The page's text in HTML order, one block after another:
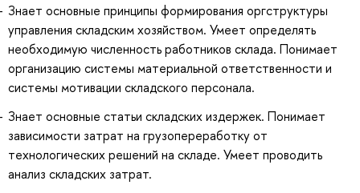
Знает основные принципы формирования оргструктуры
управления складским хозяйством. Умеет определять
необходимую численность работников склада. Понимает
организацию системы материальной ответственности и
системы мотивации складского персонала.
Знает основные статьи складских издержек. Понимает
зависимости затрат на грузопереработку от
технологических решений на складе. Умеет проводить
анализ складских затрат.